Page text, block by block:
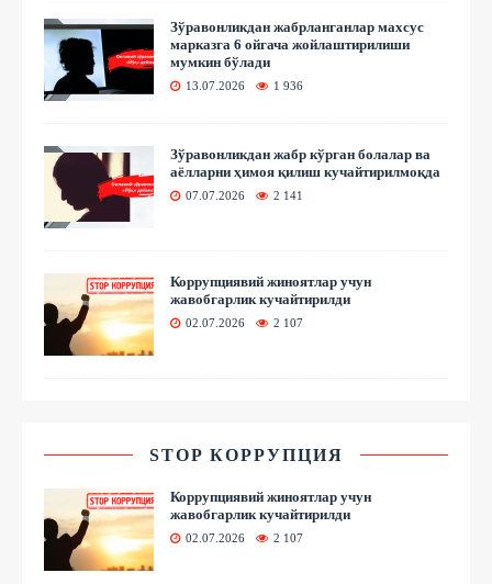
Зўравонликдан жабрланганлар махсус
марказга 6 ойгача жойлаштирилиши
мумкин бўлади
13.07.2026 1 936
Зўравонликдан жабр кўрган болалар ва
аёлларни ҳимоя қилиш кучайтирилмоқда
07.07.2026 2 141
Коррупциявий жиноятлар учун
жавобгарлик кучайтирилди
02.07.2026 2 107
STOP КОРРУПЦИЯ
Коррупциявий жиноятлар учун
жавобгарлик кучайтирилди
02.07.2026 2 107